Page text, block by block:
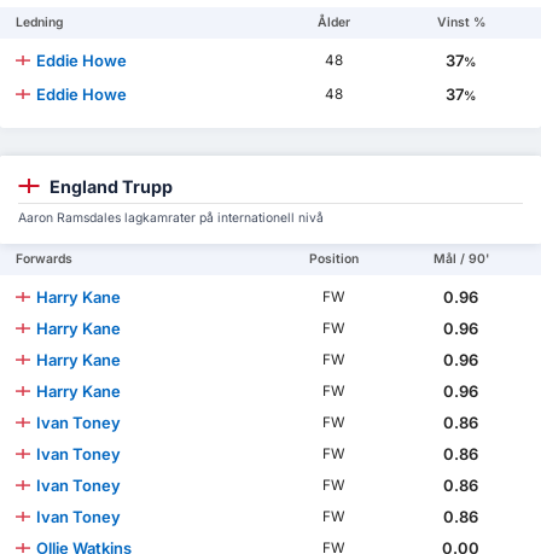
Ledning Ålder Vinst %
Eddie Howe 48 37%
Eddie Howe 48 37%
England Trupp
Aaron Ramsdales lagkamrater på internationell nivå
Forwards Position Mål / 90'
Harry Kane FW
0.96
Harry Kane
FW
0.96
Harry Kane
FW
0.96
Harry Kane
FW
0.96
Ivan Toney
FW
0.86
Ivan Toney
FW
0.86
Ivan Toney
FW
0.86
Ivan Toney
FW
0.86
Ollie Watkins
FW
0.00